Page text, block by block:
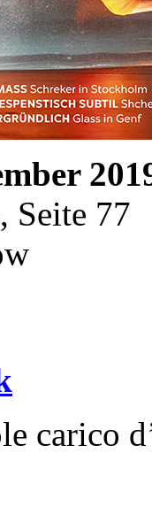
Seite 77
carico